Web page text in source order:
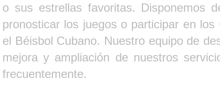
o sus estrellas favoritas. Disponemos
pronosticar los juegos o participar en
el Béisbol Cubano. Nuestro equipo de
mejora y ampliación de nuestros
frecuentemente.